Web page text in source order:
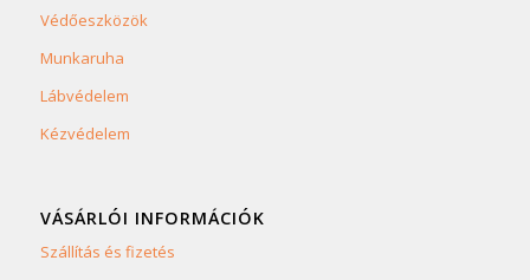
Védőeszközök
Munkaruha
Lábvédelem
Kézvédelem
VÁSÁRLÓI INFORMÁCIÓK
Szállítás és fizetés